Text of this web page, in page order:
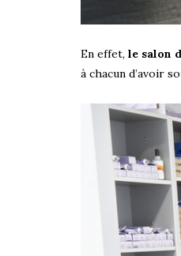
En effet, le salon
à chacun d’avoir